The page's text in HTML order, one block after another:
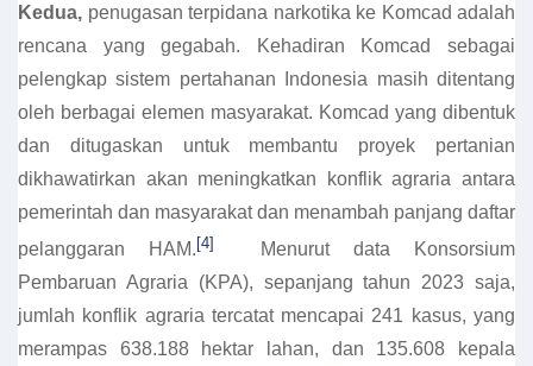
Kedua, penugasan terpidana narkotika ke Komcad adalah
rencana yang gegabah. Kehadiran Komcad sebagai
pelengkap sistem pertahanan Indonesia masih ditentang
oleh berbagai elemen masyarakat. Komcad yang dibentuk
dan ditugaskan untuk membantu proyek pertanian
dikhawatirkan akan meningkatkan konflik agraria antara
pemerintah dan masyarakat dan menambah panjang daftar
pelanggaran HAM. [4]
Menurut data Konsorsium
Pembaruan Agraria (KPA), sepanjang tahun 2023 saja,
jumlah konflik agraria tercatat mencapai 241 kasus, yang
merampas 638.188 hektar lahan, dan 135.608 kepala